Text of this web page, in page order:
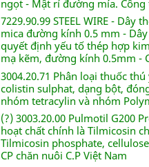
ngọt - Mật rỉ đường mía. Công
7229.90.99 STEEL WIRE -
mica đường kính 0.5 mm -
quyết định yếu tố thép hợp
mạ kẽm, đường kính 0.5mm -
3004.20.71 Phân loại thuốc
colistin sulphat, dạng bột,
nhóm tetracylin và nhóm
(?) 3003.20.00 Pulmotil G200
hoạt chất chính là Tilmicosin
Tilmicosin phosphate,
CP chăn nuôi C.P Việt Nam